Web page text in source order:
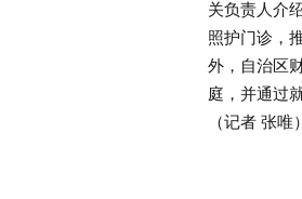
关负责人介
照护门诊，
外，自治区
庭，并通过
（记者 张唯）